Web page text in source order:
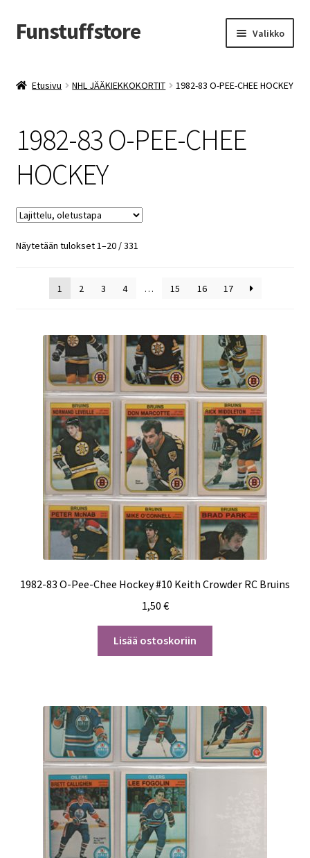
Siirry
navigointiin
Siirry
sisältöön
Funstuffstore Valikko
Etusivu NHL JÄÄKIEKKOKORTIT 1982-83 O-PEE-CHEE HOCKEY
1982-83 O-PEE-CHEE
HOCKEY
Näytetään tulokset 1–20 / 331
1 2 3 4 … 15 16 17
1982-83 O-Pee-Chee Hockey #10 Keith Crowder RC Bruins
1,50 €
Lisää ostoskoriin